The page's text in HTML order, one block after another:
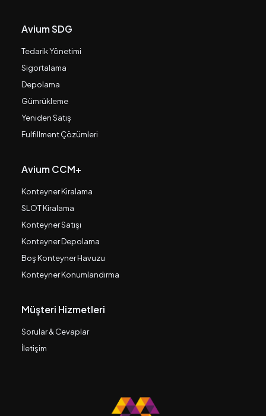
Avium SDG
Tedarik Yönetimi
Sigortalama
Depolama
Gümrükleme
Yeniden Satış
Fulfillment Çözümleri
Avium CCM+
Konteyner Kiralama
SLOT Kiralama
Konteyner Satışı
Konteyner Depolama
Boş Konteyner Havuzu
Konteyner Konumlandırma
Müşteri Hizmetleri
Sorular & Cevaplar
İletişim